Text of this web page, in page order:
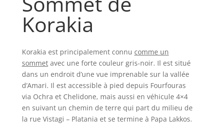
Korakia
Korakia est principalement connu comme un
sommetavec une forte couleur gris-noir. Il est situé
dans un endroit d’une vue imprenable sur la vallée
d’Amari. Il est accessible à pied depuis Fourfouras
via Ochra et Chelidone, mais aussi en véhicule 4×4
en suivant un chemin de terre qui part du milieu de
la rue Vistagi – Platania et se termine à Papa Lakkos.